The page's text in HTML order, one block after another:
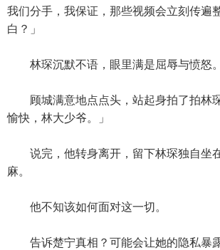
我们分手，我保证，那些视频会立刻传遍
白？」
林琛沉默不语，眼里满是屈辱与愤怒。
顾城满意地点点头，站起身拍了拍林
愉快，林大少爷。」
说完，他转身离开，留下林琛独自坐
麻。
他不知该如何面对这一切。
告诉楚宁真相？可能会让她的隐私暴露